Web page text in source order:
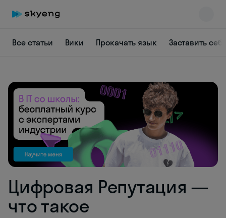
Все статьи Вики Прокачать язык Заставить
Цифровая Репутация —
что такое
Skyeng Chat
online